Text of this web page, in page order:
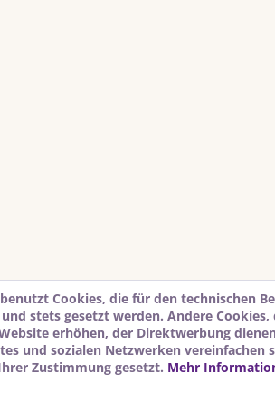
Cookies, die für den technischen
stets gesetzt werden. Andere
erhöhen, der Direktwerbung
und sozialen Netzwerken vereinfachen
Zustimmung gesetzt. Mehr